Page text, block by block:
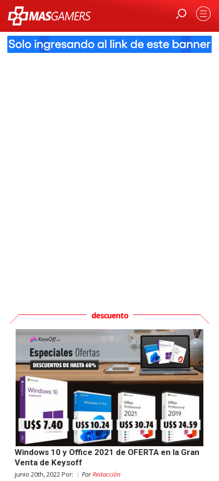
descuento
Windows 10 y Office 2021 de OFERTA en la Gran
Venta de Keysoff
junio 20th, 2022 Por: PorRedacción